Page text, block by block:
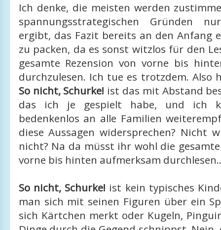
Ich denke, die meisten werden
spannungsstrategischen Gründen
ergibt, das Fazit bereits an den Anfang
zu packen, da es sonst witzlos für den
gesamte Rezension von vorne bis
durchzulesen. Ich tue es trotzdem. Also
So nicht, Schurke! ist das mit Abstand
das ich je gespielt habe, und ich
bedenkenlos an alle Familien
diese Aussagen widersprechen? Nicht
nicht? Na da müsst ihr wohl die gesamte
vorne bis hinten aufmerksam
So nicht, Schurke! ist kein typisches
man sich mit seinen Figuren über ein
sich Kärtchen merkt oder Kugeln,